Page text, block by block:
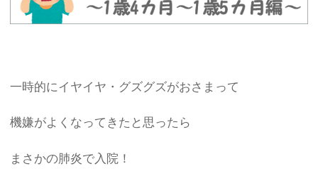
一時的にイヤイヤ・グズグズがおさまって
機嫌がよくなってきたと思ったら
まさかの肺炎で入院！